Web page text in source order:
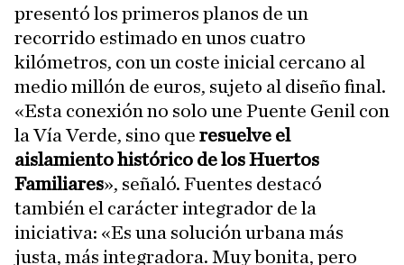
presentó los primeros planos de un
recorrido estimado en unos cuatro
kilómetros, con un coste inicial cercano al
medio millón de euros, sujeto al diseño final.
«Esta conexión no solo une Puente Genil con
la Vía Verde, sino que resuelve el
aislamiento histórico de los Huertos
Familiares», señaló. Fuentes destacó
también el carácter integrador de la
iniciativa: «Es una solución urbana más
justa, más integradora. Muy bonita, pero